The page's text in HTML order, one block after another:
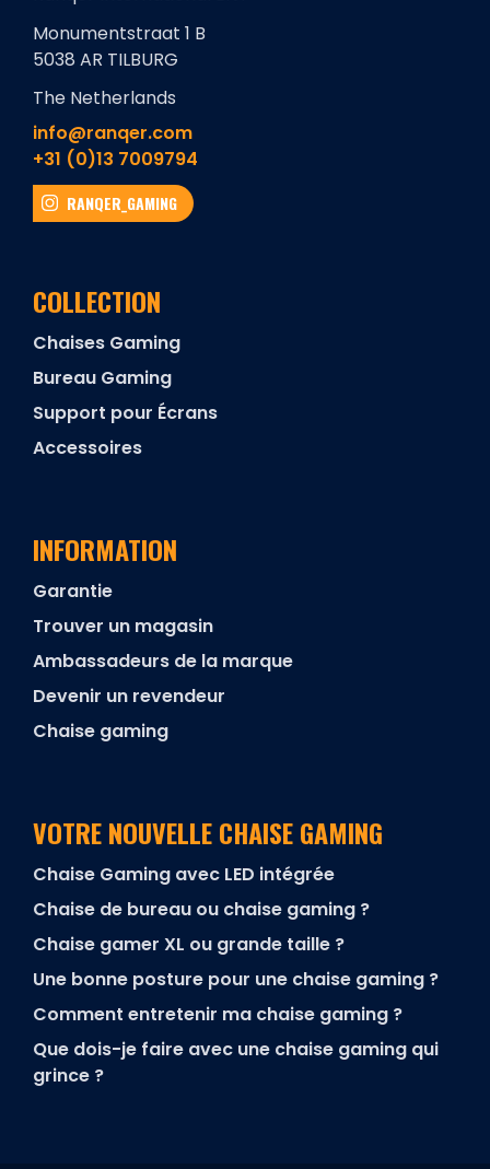
Monumentstraat 1 B
5038 AR TILBURG
The Netherlands
info@ranqer.com
+31 (0)13 7009794
RANQER_GAMING
COLLECTION
Chaises Gaming
Bureau Gaming
Support pour Écrans
Accessoires
INFORMATION
Garantie
Trouver un magasin
Ambassadeurs de la marque
Devenir un revendeur
Chaise gaming
VOTRE NOUVELLE CHAISE GAMING
Chaise Gaming avec LED intégrée
Chaise de bureau ou chaise gaming ?
Chaise gamer XL ou grande taille ?
Une bonne posture pour une chaise gaming ?
Comment entretenir ma chaise gaming ?
Que dois-je faire avec une chaise gaming qui
grince ?